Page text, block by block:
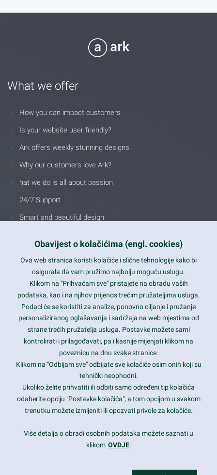
What we offer
How you can impact customers
Is your website user friendly?
Ark offers weekly stunning designs.
Why our customers love Ark?
hat we do is all about passion
24/7 Support
Smart and beautiful design
Latest trends and much more...
Contact Info
1600 Amphitheatre Parkway, Mountain View, CA 94043
prothemes.net@gmail.com
Daily: 9:00 am - 6:00 pm
Sunday: Closed
Copyright 2017FRESHFACE© All Rights Reserved
Obavijest o kolačićima (engl. cookies)
Ova web stranica koristi kolačiće i slične tehnologije kako bi
osigurala da vam pružimo najbolju moguću uslugu.
Klikom na "Prihvaćam sve" pristajete na obradu vaših
podataka, kao i na njihov prijenos trećim pružateljima usluga.
Podaci će se koristiti za analize, ponovno ciljanje i pružanje
personaliziranog oglašavanja i sadržaja na web mjestima od
strane trećih pružatelja usluga. Postavke možete sami
kontrolirati i prilagođavati, pa i kasnije mijenjati klikom na
poveznicu na dnu svake stranice.
Klikom na "Odbijam sve" odbijate sve kolačiće osim onih koji su
tehnički neophodni.
Ukoliko želite prihvatiti ili odbiti samo određeni tip kolačića
odaberite opciju "Postavke kolačića", a tom opcijom u svakom
trenutku možete izmijeniti ili opozvati privole za kolačiće.
Više detalja o obradi osobnih podataka možete saznati u
klikom OVDJE.